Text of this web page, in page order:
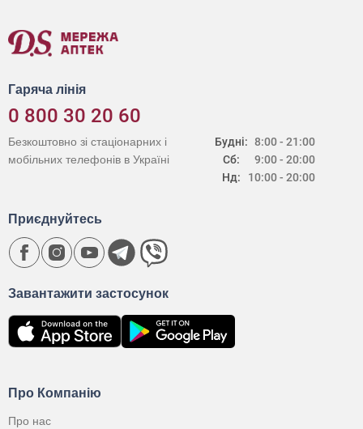
Гаряча лінія
0 800 30 20 60
Будні:
Сб:
Нд:
8:00 - 21:00
9:00 - 20:00
10:00 - 20:00
Безкоштовно зі стаціонарних і
мобільних телефонів в Україні
Про Компанію
Про нас
Завантажити застосунок
Приєднуйтесь